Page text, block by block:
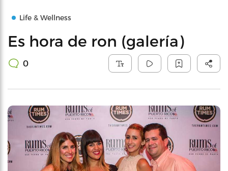
Life & Wellness
Es hora de ron (galería)
0